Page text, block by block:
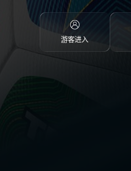
游客进入